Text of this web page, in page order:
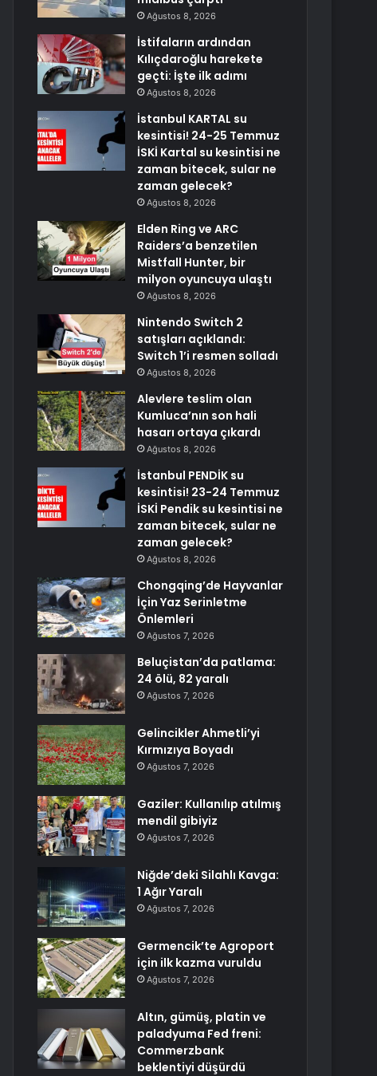
Ağustos 8, 2026
İstifaların ardından
Kılıçdaroğlu harekete
geçti: İşte ilk adımı
Ağustos 8, 2026
İstanbul KARTAL su
kesintisi! 24-25 Temmuz
İSKİ Kartal su kesintisi ne
zaman bitecek, sular ne
zaman gelecek?
Ağustos 8, 2026
Elden Ring ve ARC
Raiders’a benzetilen
Mistfall Hunter, bir
milyon oyuncuya ulaştı
Ağustos 8, 2026
Nintendo Switch 2
satışları açıklandı:
Switch 1’i resmen solladı
Ağustos 8, 2026
Alevlere teslim olan
Kumluca’nın son hali
hasarı ortaya çıkardı
Ağustos 8, 2026
İstanbul PENDİK su
kesintisi! 23-24 Temmuz
İSKİ Pendik su kesintisi ne
zaman bitecek, sular ne
zaman gelecek?
Ağustos 8, 2026
Chongqing’de Hayvanlar
İçin Yaz Serinletme
Önlemleri
Ağustos 7, 2026
Beluçistan’da patlama:
24 ölü, 82 yaralı
Ağustos 7, 2026
Gelincikler Ahmetli’yi
Kırmızıya Boyadı
Ağustos 7, 2026
Gaziler: Kullanılıp atılmış
mendil gibiyiz
Ağustos 7, 2026
Niğde’deki Silahlı Kavga:
1 Ağır Yaralı
Ağustos 7, 2026
Germencik’te Agroport
için ilk kazma vuruldu
Ağustos 7, 2026
Altın, gümüş, platin ve
paladyuma Fed freni:
Commerzbank
beklentiyi düşürdü